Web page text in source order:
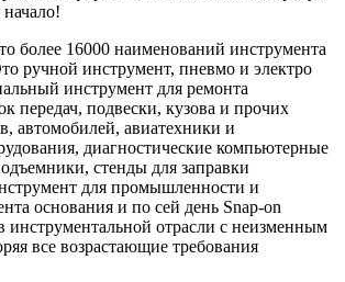
более 16000 наименований инструмента
ручной инструмент, пневмо и электро
инструмент для ремонта
передач, подвески, кузова и прочих
автомобилей, авиатехники и
диагностические компьютерные
стенды для заправки
для промышленности и
основания и по сей день Snap-on
инструментальной отрасли с неизменным
все возрастающие требования